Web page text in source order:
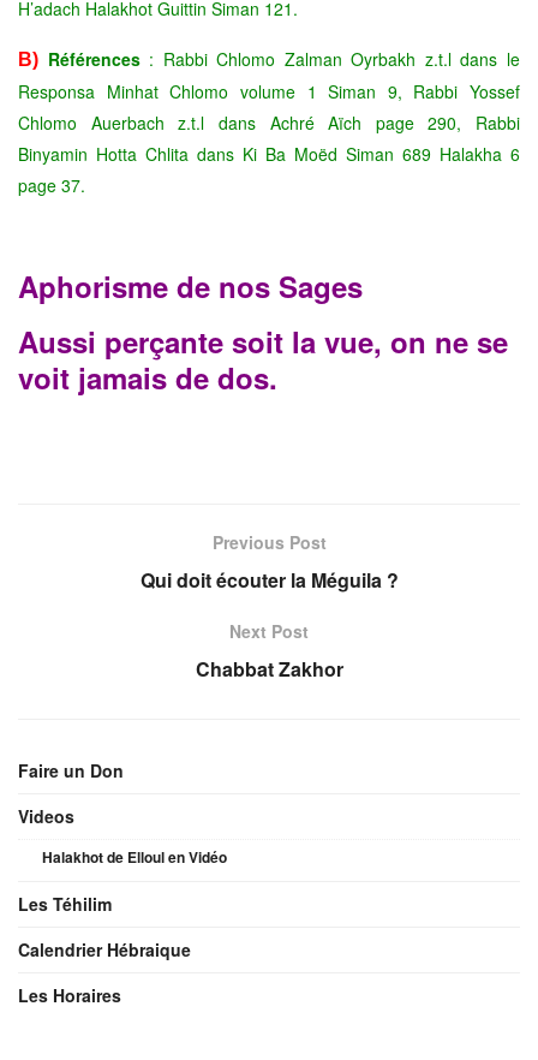
H’adach Halakhot Guittin Siman 121.
B) Références: Rabbi Chlomo Zalman Oyrbakh z.t.l dans le
Responsa Minhat Chlomo volume 1 Siman 9, Rabbi Yossef
Chlomo Auerbach z.t.l dans Achré Aïch page 290, Rabbi
Binyamin Hotta Chlita dans Ki Ba Moëd Siman 689 Halakha 6
page 37.
Aphorisme de nos Sages
Aussi perçante soit la vue, on ne se
voit jamais de dos.
Previous Post
Qui doit écouter la Méguila ?
Next Post
Chabbat Zakhor
Faire un Don
Videos
Halakhot de Elloul en Vidéo
Les Téhilim
Calendrier Hébraique
Les Horaires